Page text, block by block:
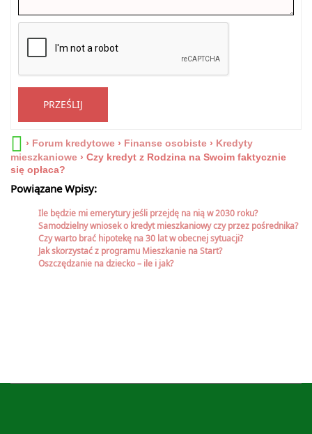
PRZEŚLIJ
› Forum kredytowe › Finanse osobiste › Kredyty
mieszkaniowe › Czy kredyt z Rodzina na Swoim faktycznie
się opłaca?
Powiązane Wpisy:
Ile będzie mi emerytury jeśli przejdę na nią w 2030 roku?
Samodzielny wniosek o kredyt mieszkaniowy czy przez pośrednika?
Czy warto brać hipotekę na 30 lat w obecnej sytuacji?
Jak skorzystać z programu Mieszkanie na Start?
Oszczędzanie na dziecko – ile i jak?